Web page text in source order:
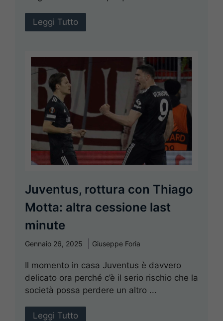
Leggi Tutto
Juventus, rottura con Thiago
Motta: altra cessione last
minute
Gennaio 26, 2025 Giuseppe Foria
Il momento in casa Juventus è davvero
delicato ora perché c’è il serio rischio che la
società possa perdere un altro ...
Leggi Tutto